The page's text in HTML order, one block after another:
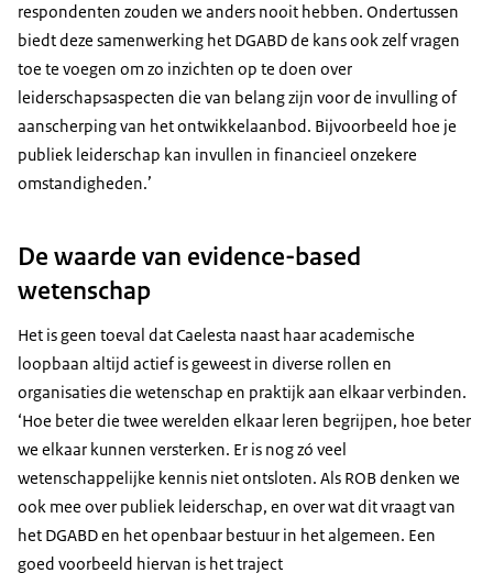
respondenten zouden we anders nooit hebben. Ondertussen
biedt deze samenwerking het DGABD de kans ook zelf vragen
toe te voegen om zo inzichten op te doen over
leiderschapsaspecten die van belang zijn voor de invulling of
aanscherping van het ontwikkelaanbod. Bijvoorbeeld hoe je
publiek leiderschap kan invullen in financieel onzekere
omstandigheden.’
De waarde van evidence-based
wetenschap
Het is geen toeval dat Caelesta naast haar academische
loopbaan altijd actief is geweest in diverse rollen en
organisaties die wetenschap en praktijk aan elkaar verbinden.
‘Hoe beter die twee werelden elkaar leren begrijpen, hoe beter
we elkaar kunnen versterken. Er is nog zó veel
wetenschappelijke kennis niet ontsloten. Als ROB denken we
ook mee over publiek leiderschap, en over wat dit vraagt van
het DGABD en het openbaar bestuur in het algemeen. Een
goed voorbeeld hiervan is het traject